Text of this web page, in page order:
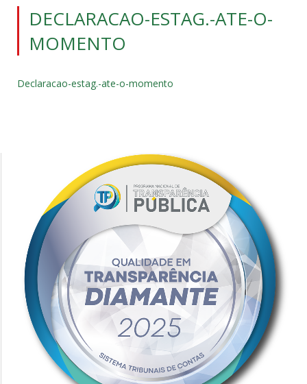
DECLARACAO-ESTAG.-ATE-O-
MOMENTO
Declaracao-estag.-ate-o-momento